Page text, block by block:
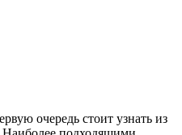
очередь стоит узнать из